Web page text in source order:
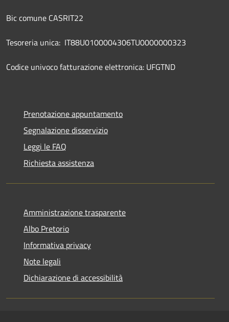
Bic comune CASRIT22
Tesoreria unica: IT88U0100004306TU0000000323
Codice univoco fatturazione elettronica: UFGTND
Prenotazione appuntamento
Segnalazione disservizio
Leggi le FAQ
Richiesta assistenza
Amministrazione trasparente
Albo Pretorio
Informativa privacy
Note legali
Dichiarazione di accessibilità